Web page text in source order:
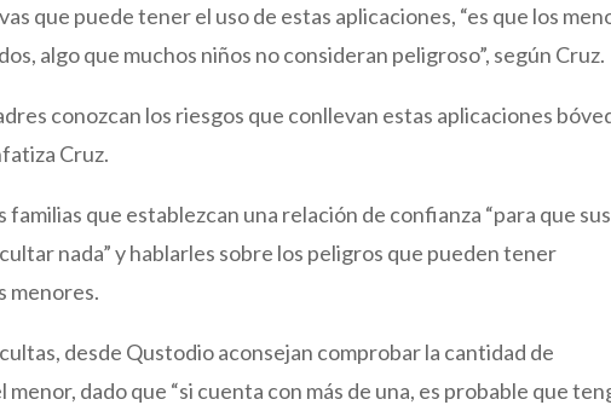
que puede tener el uso de estas aplicaciones, “es que los
algo que muchos niños no consideran peligroso”, según Cruz.
conozcan los riesgos que conllevan estas aplicaciones
Cruz.
familias que establezcan una relación de confianza “para que sus
nada” y hablarles sobre los peligros que pueden tener
menores.
desde Qustodio aconsejan comprobar la cantidad de
dado que “si cuenta con más de una, es probable que